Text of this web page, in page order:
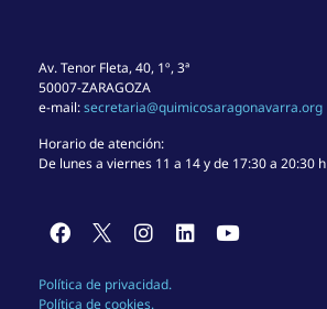
Av. Tenor Fleta, 40, 1º, 3ª
50007-ZARAGOZA
e-mail:secretaria@quimicosaragonavarra.org
Horario de atención:
De lunes a viernes 11 a 14 y de 17:30 a 20:30 h
Política de privacidad.
Política de cookies.